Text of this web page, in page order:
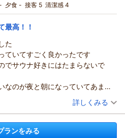
夕食 - 接客 5 清潔感 4
最高！！
た
ていてすごく良かったです
でサウナ好きにはたまらないで
なのが夜と朝になっていてあまり
の匂いがわかんないですがすごく
整う時気になりました
（投稿日：2025/08/27）
行)
ウナ・露天風呂付き 海辺の貸別荘で極
詳しくみる
ランをみる